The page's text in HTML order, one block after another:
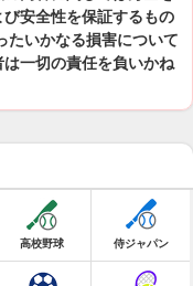
安全性を保証するもの
たいかなる損害について
一切の責任を負いかね
高校野球 侍ジャパン